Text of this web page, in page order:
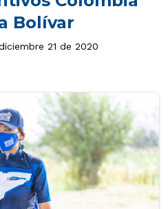
Bolívar
21 de 2020